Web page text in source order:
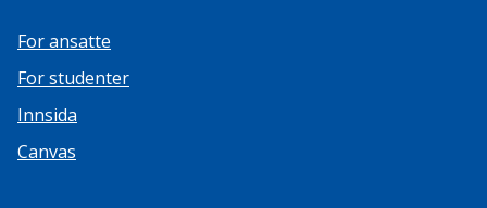
For ansatte
For studenter
Innsida
Canvas